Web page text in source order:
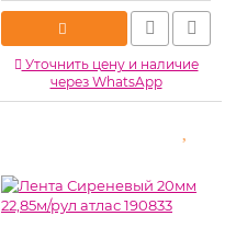
Уточнить цену и наличие
через WhatsApp